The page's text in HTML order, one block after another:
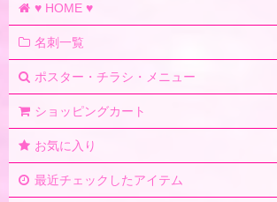
♥ HOME ♥
名刺一覧
ポスター・チラシ・メニュー
ショッピングカート
お気に入り
最近チェックしたアイテム